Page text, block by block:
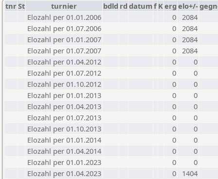
tnrSt turnier bdld rd datumf Kerg elo+/-
Elozahl per 01.01.2006
0 2084
Elozahl per 01.07.2006
0 2084
Elozahl per 01.01.2007
0 2084
Elozahl per 01.07.2007
0 2084
Elozahl per 01.04.2012
0
0
Elozahl per 01.07.2012
0
0
Elozahl per 01.10.2012
0
0
Elozahl per 01.01.2013
0
0
Elozahl per 01.04.2013
0
0
Elozahl per 01.07.2013
0
0
Elozahl per 01.10.2013
0
0
Elozahl per 01.01.2014
0
0
Elozahl per 01.04.2014
0
0
Elozahl per 01.01.2023
0
0
Elozahl per 01.04.2023
0
1404